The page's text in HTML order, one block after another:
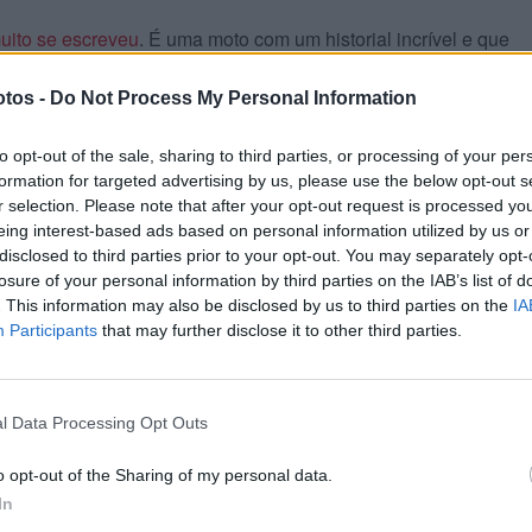
- Do Not Process My Personal Information
opt-out of the sale, sharing to third parties, or processing of your
for targeted advertising by us, please use the below opt-out
selection. Please note that after your opt-out request is processed
interest-based ads based on personal information utilized by us
to third parties prior to your opt-out. You may separately
of your personal information by third parties on the IAB’s list of
This information may also be disclosed by us to third parties on the
Participants that may further disclose it to other third parties.
Data Processing Opt Outs
opt-out of the Sharing of my personal data.
se escreveu. É uma moto com um historial incrível e que
das motos que conhecemos na atualidade. Por algum
da década de 70, causou um efeito de um terramoto e foi
nomeadamente na europeia, graças à sua performance,
cilindros.
alguma facilidade e por valores até mais baixos que os
estiver conservada/restaurada, menos km’s tiver ou mais
e raridade.